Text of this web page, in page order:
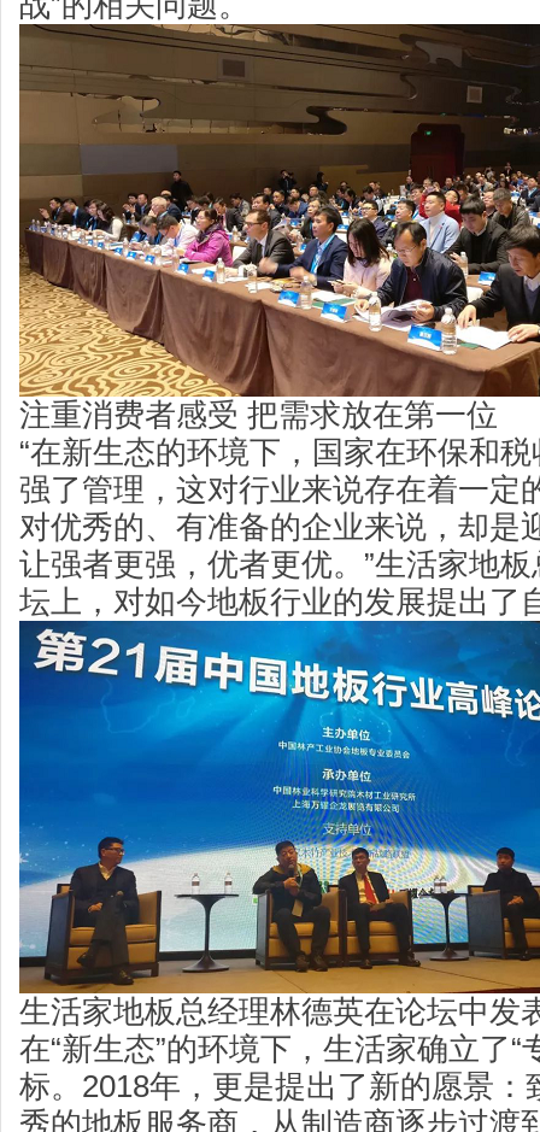
注重消费者感受 把需求放在第一位
“在新生态的环境下，国家在环保和
强了管理，这对行业来说存在着一定
对优秀的、有准备的企业来说，却是
让强者更强，优者更优。”生活家地
坛上，对如今地板行业的发展提出了
生活家地板总经理林德英在论坛中发
在“新生态”的环境下，生活家确立了“
标。2018年，更是提出了新的愿景：
秀的地板服务商，从制造商逐步过渡